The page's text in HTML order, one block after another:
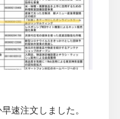
速注文しました。